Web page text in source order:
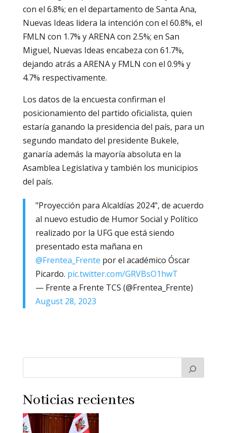
con el 6.8%; en el departamento de Santa Ana,
Nuevas Ideas lidera la intención con el 60.8%, el
FMLN con 1.7% y ARENA con 2.5%; en San
Miguel, Nuevas Ideas encabeza con 61.7%,
dejando atrás a ARENA y FMLN con el 0.9% y
4.7% respectivamente.
Los datos de la encuesta confirman el
posicionamiento del partido oficialista, quien
estaría ganando la presidencia del país, para un
segundo mandato del presidente Bukele,
ganaría además la mayoría absoluta en la
Asamblea Legislativa y también los municipios
del país.
"Proyección para Alcaldías 2024", de acuerdo
al nuevo estudio de Humor Social y Político
realizado por la UFG que está siendo
presentado esta mañana en
@Frentea_Frente por el académico Óscar
Picardo. pic.twitter.com/GRVBsO1hwT
— Frente a Frente TCS (@Frentea_Frente)
August 28, 2023
Noticias recientes